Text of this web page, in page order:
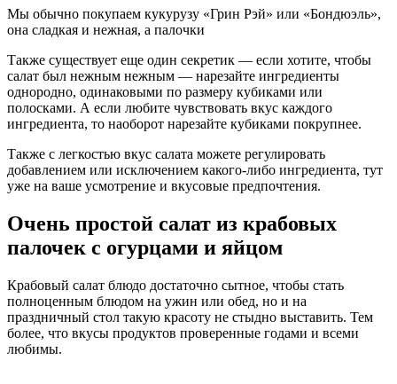
Мы обычно покупаем кукурузу «Грин Рэй» или «Бондюэль»,
она сладкая и нежная, а палочки
Также существует еще один секретик — если хотите, чтобы
салат был нежным нежным — нарезайте ингредиенты
однородно, одинаковыми по размеру кубиками или
полосками. А если любите чувствовать вкус каждого
ингредиента, то наоборот нарезайте кубиками покрупнее.
Также с легкостью вкус салата можете регулировать
добавлением или исключением какого-либо ингредиента, тут
уже на ваше усмотрение и вкусовые предпочтения.
Очень простой салат из крабовых
палочек с огурцами и яйцом
Крабовый салат блюдо достаточно сытное, чтобы стать
полноценным блюдом на ужин или обед, но и на
праздничный стол такую красоту не стыдно выставить. Тем
более, что вкусы продуктов проверенные годами и всеми
любимы.